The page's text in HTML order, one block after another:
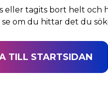
tagits bort helt och
om du hittar det du
TILL STARTSIDAN